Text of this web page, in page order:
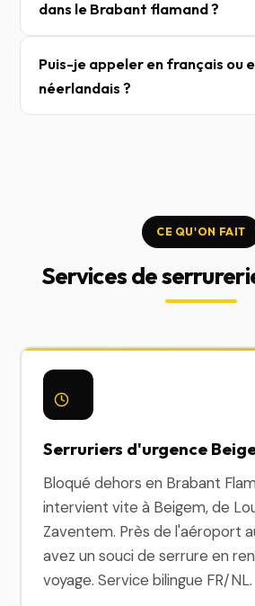
dans le Brabant flamand ?
Puis-je appeler en français ou
néerlandais ?
CE QU'ON FAIT
Services de
Serruriers d'urgence
Bloqué dehors en Brabant
intervient vite à Beigem, de
Zaventem. Près de l'aéroport
avez un souci de serrure en
voyage. Service bilingue FR/NL.